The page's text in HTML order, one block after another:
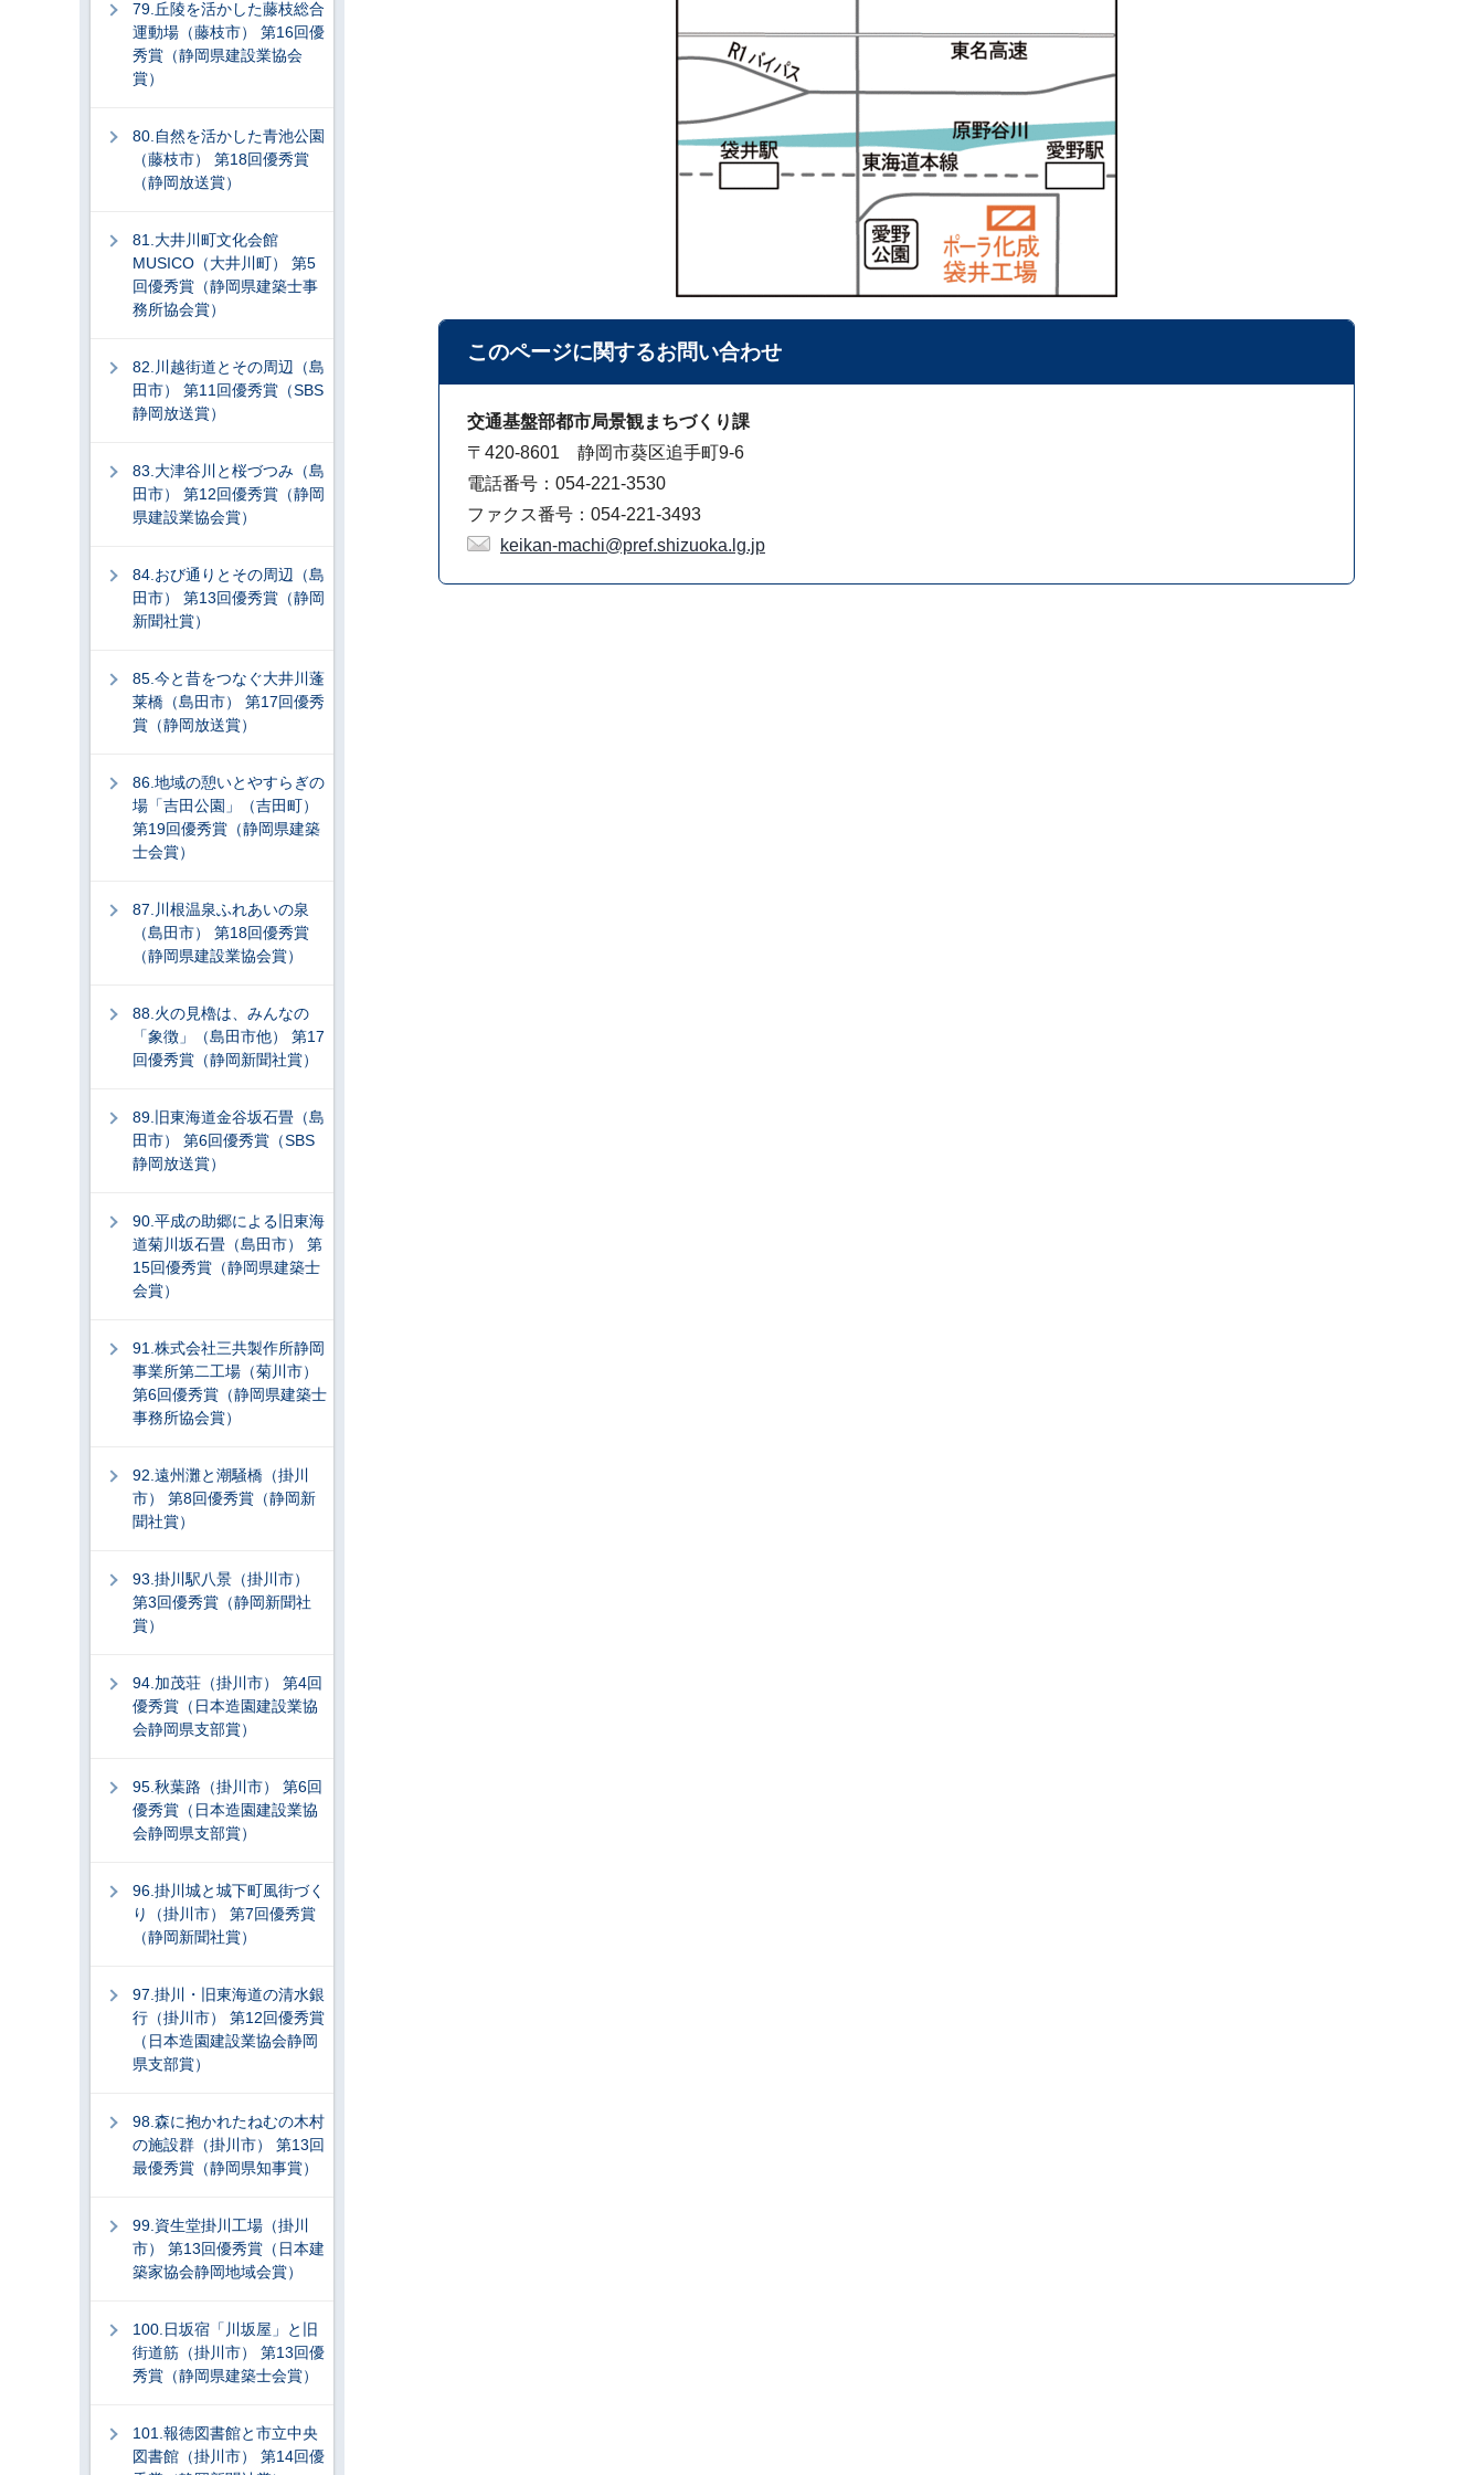
このページに関するお問い合わせ
交通基盤部都市局景観まちづくり課
〒420-8601 静岡市葵区追手町9-6
電話番号：054-221-3530
ファクス番号：054-221-3493
keikan-machi@pref.shizuoka.lg.jp
79.丘陵を活かした藤枝総合
運動場（藤枝市） 第16回優
秀賞（静岡県建設業協会
賞）
80.自然を活かした青池公園
（藤枝市） 第18回優秀賞
（静岡放送賞）
81.大井川町文化会館
MUSICO（大井川町） 第5
回優秀賞（静岡県建築士事
務所協会賞）
82.川越街道とその周辺（島
田市） 第11回優秀賞（SBS
静岡放送賞）
83.大津谷川と桜づつみ（島
田市） 第12回優秀賞（静岡
県建設業協会賞）
84.おび通りとその周辺（島
田市） 第13回優秀賞（静岡
新聞社賞）
85.今と昔をつなぐ大井川蓬
莱橋（島田市） 第17回優秀
賞（静岡放送賞）
86.地域の憩いとやすらぎの
場「吉田公園」（吉田町）
第19回優秀賞（静岡県建築
士会賞）
87.川根温泉ふれあいの泉
（島田市） 第18回優秀賞
（静岡県建設業協会賞）
88.火の見櫓は、みんなの
「象徴」（島田市他） 第17
回優秀賞（静岡新聞社賞）
89.旧東海道金谷坂石畳（島
田市） 第6回優秀賞（SBS
静岡放送賞）
90.平成の助郷による旧東海
道菊川坂石畳（島田市） 第
15回優秀賞（静岡県建築士
会賞）
91.株式会社三共製作所静岡
事業所第二工場（菊川市）
第6回優秀賞（静岡県建築士
事務所協会賞）
92.遠州灘と潮騒橋（掛川
市） 第8回優秀賞（静岡新
聞社賞）
93.掛川駅八景（掛川市）
第3回優秀賞（静岡新聞社
賞）
94.加茂荘（掛川市） 第4回
優秀賞（日本造園建設業協
会静岡県支部賞）
95.秋葉路（掛川市） 第6回
優秀賞（日本造園建設業協
会静岡県支部賞）
96.掛川城と城下町風街づく
り（掛川市） 第7回優秀賞
（静岡新聞社賞）
97.掛川・旧東海道の清水銀
行（掛川市） 第12回優秀賞
（日本造園建設業協会静岡
県支部賞）
98.森に抱かれたねむの木村
の施設群（掛川市） 第13回
最優秀賞（静岡県知事賞）
99.資生堂掛川工場（掛川
市） 第13回優秀賞（日本建
築家協会静岡地域会賞）
100.日坂宿「川坂屋」と旧
街道筋（掛川市） 第13回優
秀賞（静岡県建築士会賞）
101.報徳図書館と市立中央
図書館（掛川市） 第14回優